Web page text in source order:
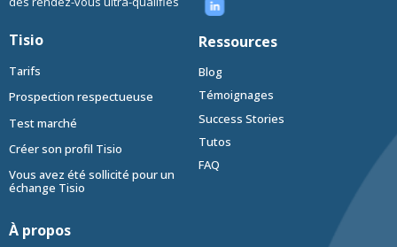
Tisio
Tarifs
Prospection respectueuse
Test marché
Créer son profil Tisio
Vous avez été sollicité pour un
échange Tisio
Ressources
Blog
Témoignages
Success Stories
Tutos
FAQ
À propos